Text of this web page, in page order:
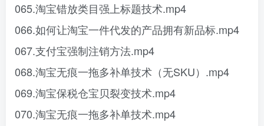
065.淘宝错放类目强上标题技术.mp4
066.如何让淘宝一件代发的产品拥有新品标.mp4
067.支付宝强制注销方法.mp4
068.淘宝无痕一拖多补单技术（无SKU）.mp4
069.淘宝保税仓宝贝裂变技术.mp4
070.淘宝无痕一拖多补单技术.mp4